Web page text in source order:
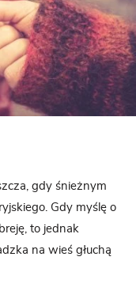
gdy śnieżnym
Gdy myślę o
to jednak
na wieś głuchą